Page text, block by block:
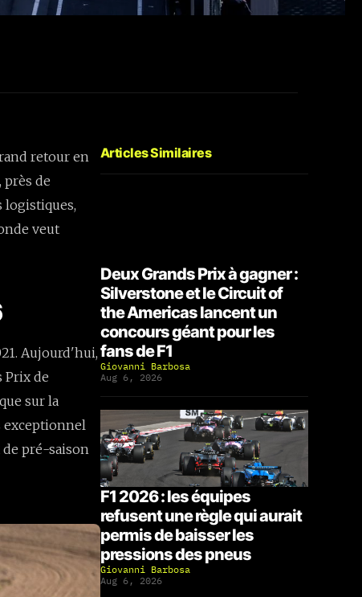
retour en
près de
logistiques,
veut
Aujourd'hui,
Prix de
sur la
exceptionnel
de pré-saison
Articles Similaires
Deux Grands Prix à gagner :
Silverstone et le Circuit of
the Americas lancent un
concours géant pour les
fans de F1
Giovanni Barbosa
Aug 6, 2026
F1 2026 : les équipes
refusent une règle qui aurait
permis de baisser les
pressions des pneus
Giovanni Barbosa
Aug 6, 2026